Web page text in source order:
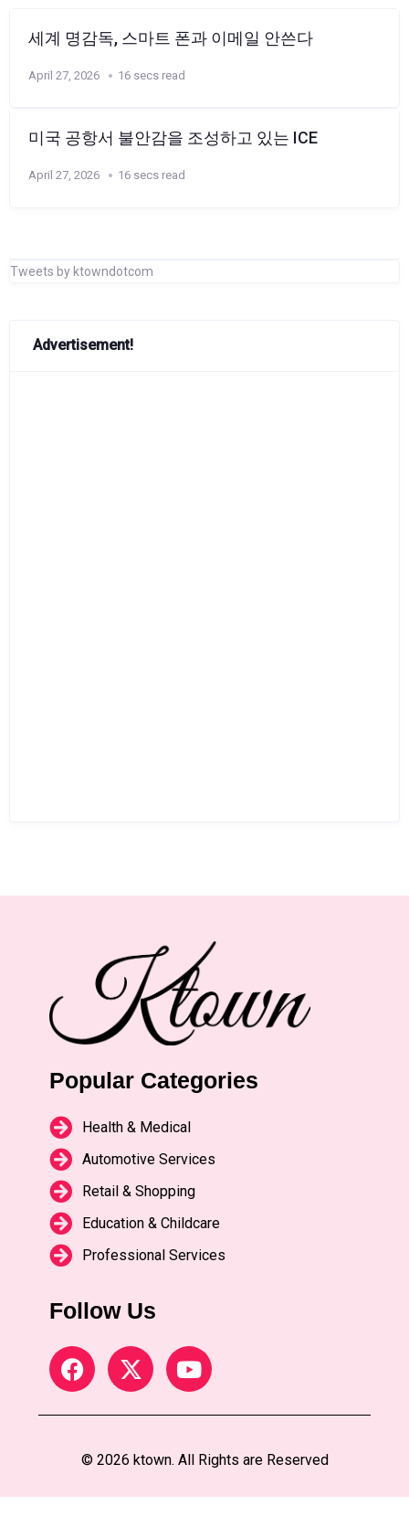
세계 명감독, 스마트 폰과 이메일 안쓴다
April 27, 2026 16 secs read
미국 공항서 불안감을 조성하고 있는 ICE
April 27, 2026 16 secs read
Tweets by ktowndotcom
Advertisement!
Popular Categories
Health & Medical
Automotive Services
Retail & Shopping
Education & Childcare
Professional Services
Follow Us
© 2026 ktown. All Rights are Reserved